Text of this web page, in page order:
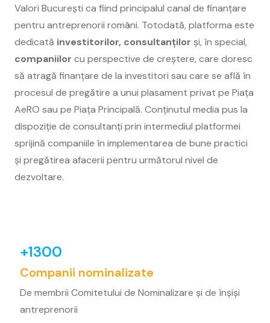
Valori București ca fiind principalul canal de finanțare
pentru antreprenorii români. Totodată, platforma este
dedicată investitorilor, consultanților și, în special,
companiilor cu perspective de creștere, care doresc
să atragă finanțare de la investitori sau care se află în
procesul de pregătire a unui plasament privat pe Piața
AeRO sau pe Piața Principală. Conținutul media pus la
dispoziție de consultanți prin intermediul platformei
sprijină companiile în implementarea de bune practici
și pregătirea afacerii pentru următorul nivel de
dezvoltare.
+1300
Companii nominalizate
De membrii Comitetului de Nominalizare și de înșiși
antreprenorii